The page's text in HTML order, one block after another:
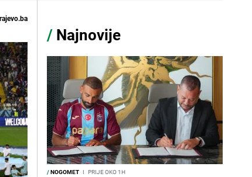
/ Najnovije
/NOGOMET I PRIJE OKO 1H